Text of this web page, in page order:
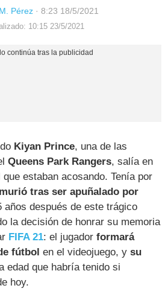
Pérez · 8:23 18/5/2021
10:15 23/5/2021
Kiyan Prince, una de las
Queens Park Rangers, salía en
estaban acosando. Tenía por
murió tras ser apuñalado por
años después de este trágico
la decisión de honrar su memoria
FIFA 21: el jugadorformará
fútbol en el videojuego, ysu
edad que habría tenido si
hoy.